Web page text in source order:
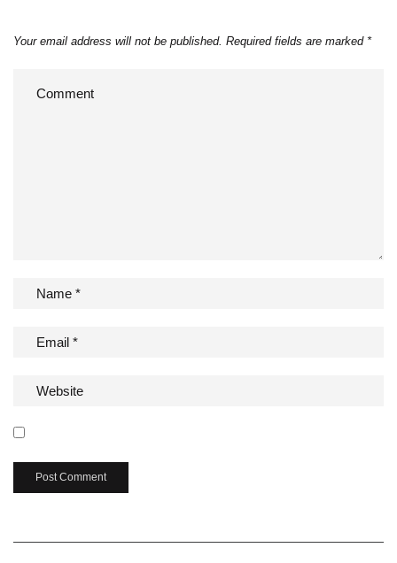
Your email address will not be published. Required fields are marked *